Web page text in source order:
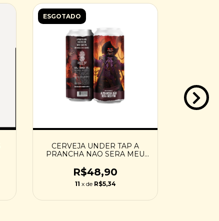
ESGOTADO
CERVEJA UNDER TAP A
PRANCHA NAO SERA MEU
R$48,90
11 x de R$5,34